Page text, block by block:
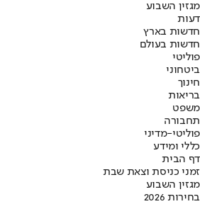
מגזין השבוע
דעות
חדשות בארץ
חדשות בעולם
פוליטי
ביטחוני
חינוך
בריאות
משפט
תחבורה
פוליטי-מדיני
כללי ומידע
דף הבית
זמני כניסת וצאת שבת
מגזין השבוע
בחירות 2026